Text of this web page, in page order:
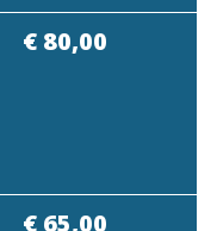
€ 80,00
€ 65,00